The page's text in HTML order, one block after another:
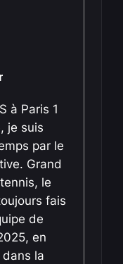
à Paris 1
je suis
par le
Grand
le
fais
de
en
la